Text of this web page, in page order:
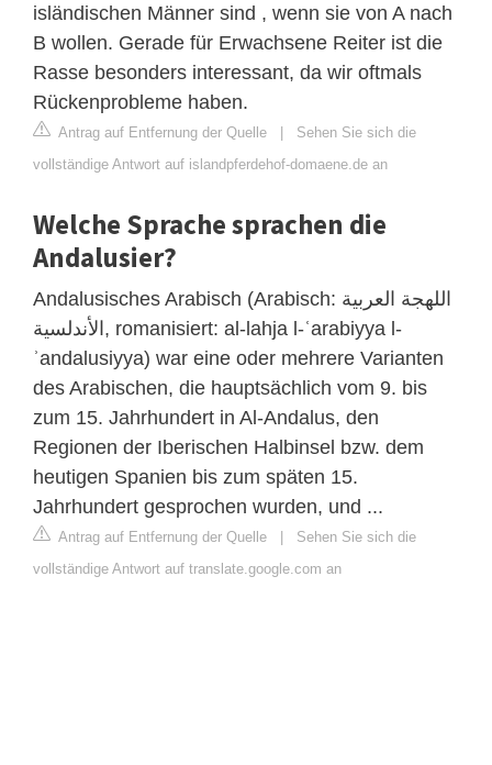
isländischen Männer sind , wenn sie von A nach
B wollen. Gerade für Erwachsene Reiter ist die
Rasse besonders interessant, da wir oftmals
Rückenprobleme haben.
Antrag auf Entfernung der Quelle | Sehen Sie sich die
vollständige Antwort auf islandpferdehof-domaene.de an
Welche Sprache sprachen die
Andalusier?
Andalusisches Arabisch (Arabisch: اللهجة العربية
الأندلسية, romanisiert: al-lahja l-ʿarabiyya l-
ʾandalusiyya) war eine oder mehrere Varianten
des Arabischen, die hauptsächlich vom 9. bis
zum 15. Jahrhundert in Al-Andalus, den
Regionen der Iberischen Halbinsel bzw. dem
heutigen Spanien bis zum späten 15.
Jahrhundert gesprochen wurden, und ...
Antrag auf Entfernung der Quelle | Sehen Sie sich die
vollständige Antwort auf translate.google.com an